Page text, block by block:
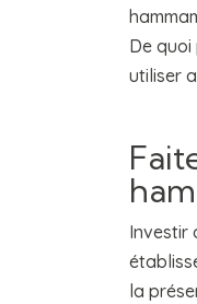
De
utiliser
Investir
la